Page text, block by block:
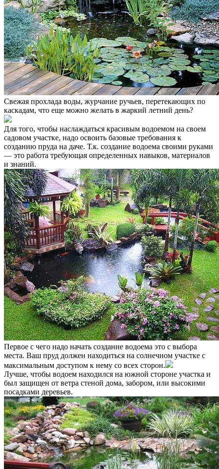
Свежая прохлада воды, журчание ручьев, перетекающих по
каскадам, что еще можно желать в жаркий летний день?
Для того, чтобы наслаждаться красивым водоемом на своем
садовом участке, надо освоить базовые требования к
созданию пруда на даче. Т.к. создание водоема своими руками
— это работа требующая определенных навыков, материалов
и знаний.
Первое с чего надо начать создание водоема это с выбора
места. Ваш пруд должен находиться на солнечном участке с
максимальным доступом к нему со всех сторон.
Лучше, чтобы водоем находился на южной стороне участка и
был защищен от ветра стеной дома, забором, или высокими
посадками деревьев.